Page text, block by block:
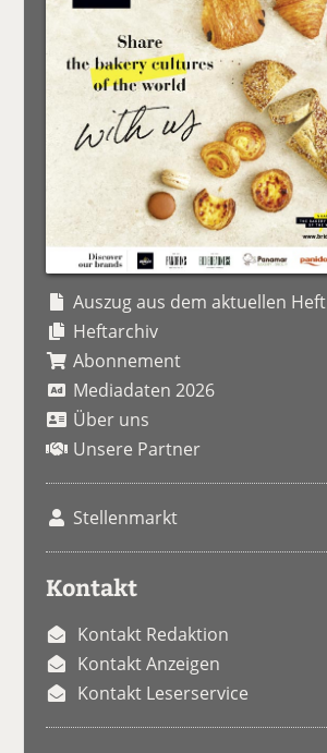
Auszug aus dem aktuellen Heft
Heftarchiv
Abonnement
Mediadaten 2026
Über uns
Unsere Partner
Stellenmarkt
Kontakt
Kontakt Redaktion
Kontakt Anzeigen
Kontakt Leserservice